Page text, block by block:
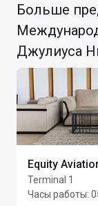
Макс. время
Макс.
Больше
Джулиуса
Equity
Terminal 1
Часы работы: